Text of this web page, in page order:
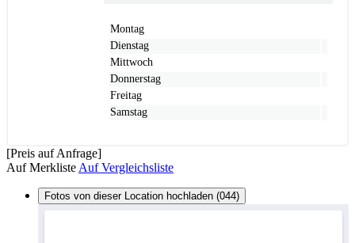
Montag
Dienstag
Mittwoch
Donnerstag
Freitag
Samstag
[Preis auf Anfrage]
Auf Merkliste Auf Vergleichsliste
Fotos von dieser Location hochladen (044)